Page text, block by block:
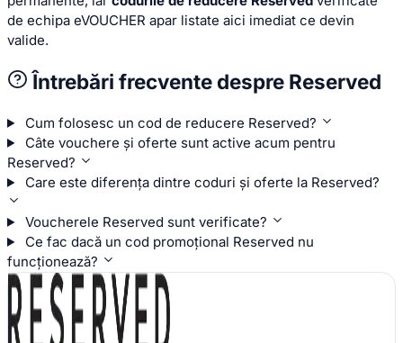
de echipa eVOUCHER apar listate aici imediat ce devin
valide.
Întrebări frecvente despre Reserved
Cum folosesc un cod de reducere Reserved?
Câte vouchere și oferte sunt active acum pentru
Reserved?
Care este diferența dintre coduri și oferte la Reserved?
Voucherele Reserved sunt verificate?
Ce fac dacă un cod promoțional Reserved nu
funcționează?